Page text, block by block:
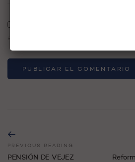
PREVIOUS READING
PENSIÓN DE VEJEZ